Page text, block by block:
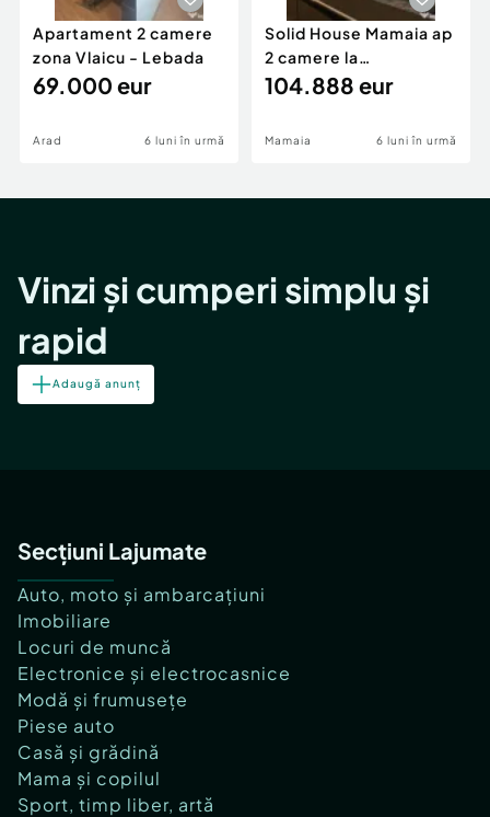
Apartament 2 camere
zona Vlaicu - Lebada
69.000 eur
Arad 6 luni în urmă
Solid House Mamaia ap
2 camere la
cheie,langa Mega
104.888 eur
Mamaia 6 luni în urmă
Vinzi și cumperi simplu și
rapid
Adaugă anunț
Secțiuni Lajumate
Auto, moto și ambarcațiuni
Imobiliare
Locuri de muncă
Electronice și electrocasnice
Modă și frumusețe
Piese auto
Casă și grădină
Mama și copilul
Sport, timp liber, artă